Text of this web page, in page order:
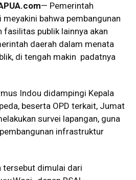
com— Pemerintah
meyakini bahwa pembangunan
publik lainnya akan
daerah dalam menata
di tengah makin padatnya
Indou didampingi Kepala
beserta OPD terkait, Jumat
survei lapangan, guna
infrastruktur
tersebut dimulai dari